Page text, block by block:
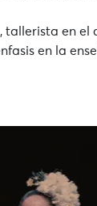
en el
en la